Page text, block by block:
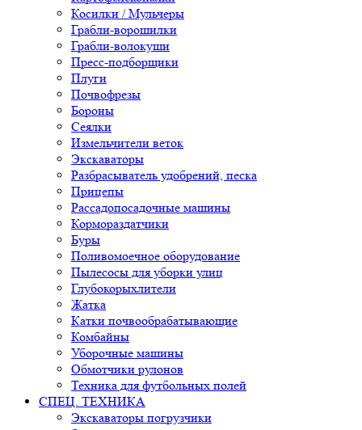
Косилки / Мульчеры
Грабли-ворошилки
Грабли-волокуши
Пресс-подборщики
Плуги
Почвофрезы
Бороны
Сеялки
Измельчители веток
Экскаваторы
Разбрасыватель удобрений, песка
Прицепы
Рассадопосадочные машины
Кормораздатчики
Буры
Поливомоечное оборудование
Пылесосы для уборки улиц
Глубокорыхлители
Жатка
Катки почвообрабатывающие
Комбайны
Уборочные машины
Обмотчики рулонов
Техника для футбольных полей
СПЕЦ. ТЕХНИКА
Экскаваторы погрузчики